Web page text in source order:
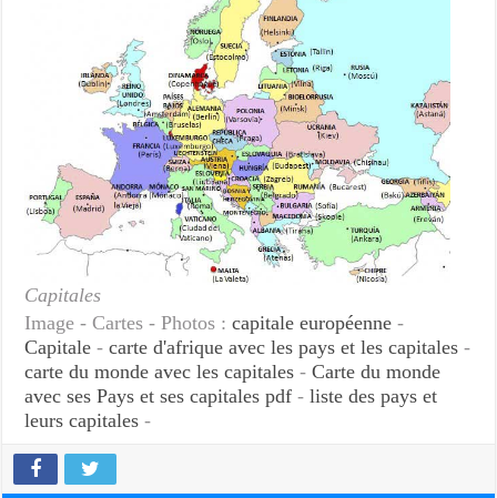
Capitales
Image - Cartes - Photos :capitale européenne -
Capitale -carte d'afrique avec les pays et les capitales -
carte du monde avec les capitales -Carte du monde
avec ses Pays et ses capitales pdf -liste des pays et
leurs capitales -